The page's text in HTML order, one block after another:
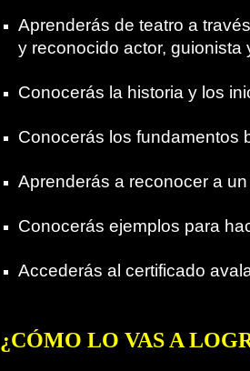
Aprenderás de teatro a
y reconocido actor, guionista
Conocerás la historia y los
Conocerás los fundamentos
Aprenderás a reconocer a un
Conocerás ejemplos para
Accederás al certificado
¿CÓMO LO VAS A